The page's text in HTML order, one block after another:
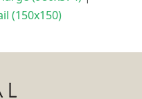
(150x150)